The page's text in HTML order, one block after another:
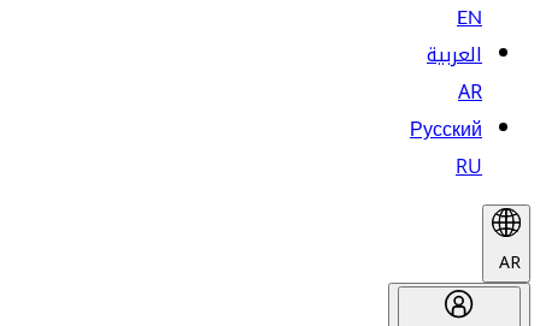
EN
العربية
AR
Русский
RU
AR